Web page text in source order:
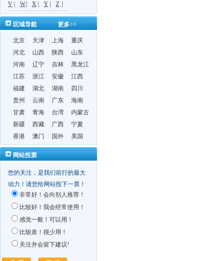
V
W X Y Z
更多>>
区域导航
北京 天津 上海
重庆
河北
山西 陕西
山东
河南
辽宁 吉林
黑龙江
江苏
浙江 安徽
江西
福建
湖北 湖南
四川
贵州
云南 广东
海南
甘肃
青海 台湾
内蒙古
新疆
西藏 广西
宁夏
香港
澳门 国外 美国
网站投票
您的关注，是我们前行的最大
动力！请您给网站投下一票！
非常好！会向别人推荐！
比较好！我会经常使用！
感觉一般！可以用！
比较差！很少用！
关注并会留下建议!